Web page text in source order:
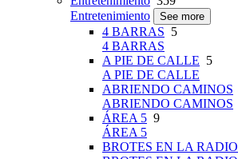
Entretenimiento
See more
4 BARRAS 5
4 BARRAS
A PIE DE CALLE 5
A PIE DE CALLE
ABRIENDO CAMINOS
ABRIENDO CAMINOS
ÁREA 5 9
ÁREA 5
BROTES EN LA RADIO